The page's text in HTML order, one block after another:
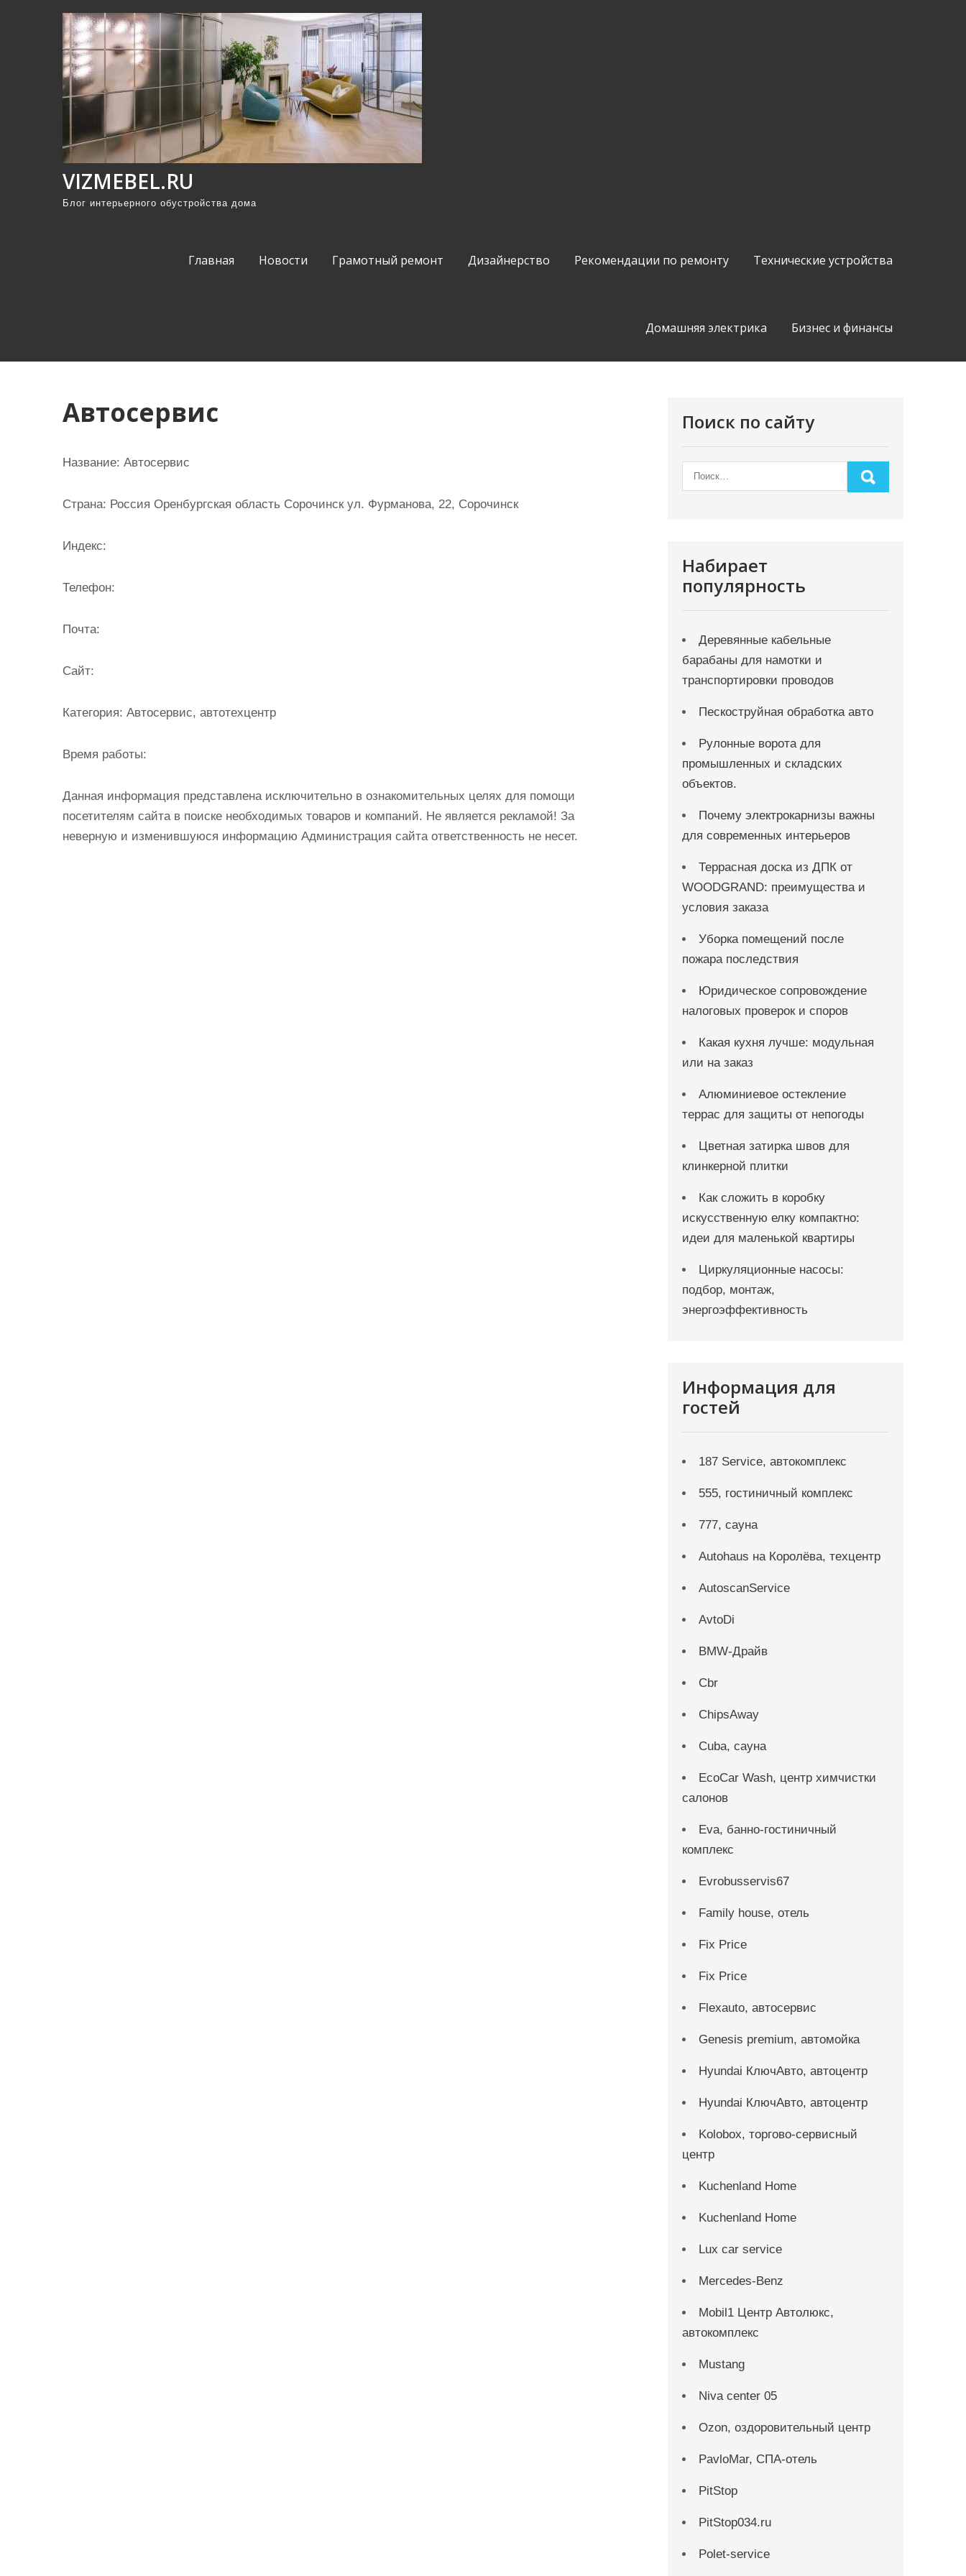
VIZMEBEL.RU
Блог интерьерного обустройства дома
Главная Новости Грамотный ремонт Дизайнерство Рекомендации по ремонту Технические устройства
Домашняя электрика Бизнес и финансы
Автосервис
Название: Автосервис
Страна: Россия Оренбургская область Сорочинск ул. Фурманова, 22, Сорочинск
Индекс:
Телефон:
Почта:
Cайт:
Категория: Автосервис, автотехцентр
Время работы:
Данная информация представлена исключительно в ознакомительных целях для помощи
посетителям сайта в поиске необходимых товаров и компаний. Не является рекламой! За
неверную и изменившуюся информацию Администрация сайта ответственность не несет.
Поиск по сайту
Набирает
популярность
Деревянные кабельные
барабаны для намотки и
транспортировки проводов
Пескоструйная обработка авто
Рулонные ворота для
промышленных и складских
объектов.
Почему электрокарнизы важны
для современных интерьеров
Террасная доска из ДПК от
WOODGRAND: преимущества и
условия заказа
Уборка помещений после
пожара последствия
Юридическое сопровождение
налоговых проверок и споров
Какая кухня лучше: модульная
или на заказ
Алюминиевое остекление
террас для защиты от непогоды
Цветная затирка швов для
клинкерной плитки
Как сложить в коробку
искусственную елку компактно:
идеи для маленькой квартиры
Циркуляционные насосы:
подбор, монтаж,
энергоэффективность
Информация для
гостей
187 Service, автокомплекс
555, гостиничный комплекс
777, сауна
Autohaus на Королёва, техцентр
AutoscanService
AvtoDi
BMW-Драйв
Cbr
ChipsAway
Cuba, сауна
EcoCar Wash, центр химчистки
салонов
Eva, банно-гостиничный
комплекс
Evrobusservis67
Family house, отель
Fix Price
Fix Price
Flexauto, автосервис
Genesis premium, автомойка
Hyundai КлючАвто, автоцентр
Hyundai КлючАвто, автоцентр
Kolobox, торгово-сервисный
центр
Kuchenland Home
Kuchenland Home
Lux car service
Mercedes-Benz
Mobil1 Центр Автолюкс,
автокомплекс
Mustang
Niva center 05
Ozon, оздоровительный центр
PavloMar, СПА-отель
PitStop
PitStop034.ru
Polet-service